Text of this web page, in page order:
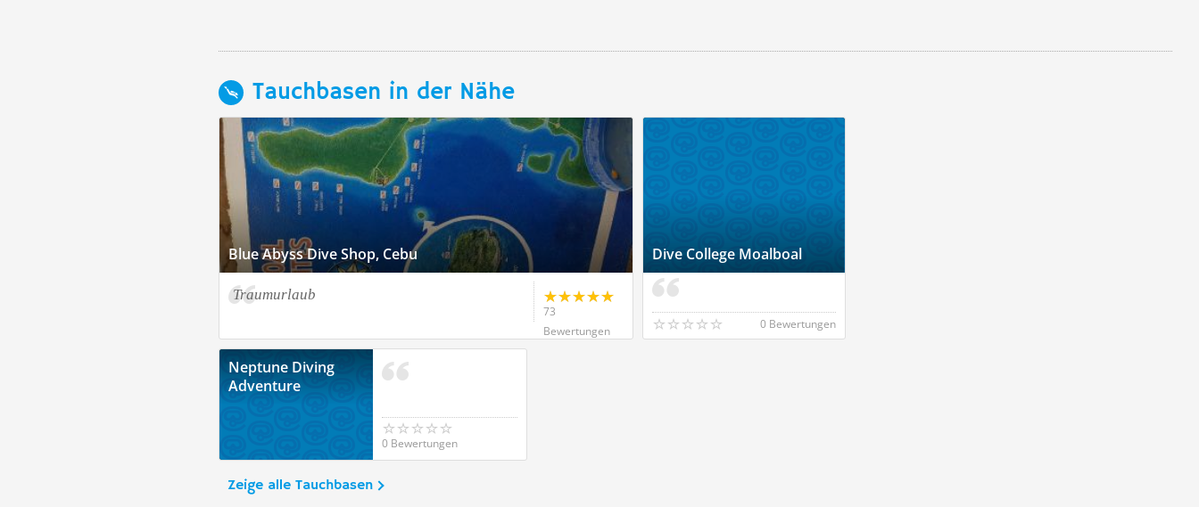
Tauchbasen in der Nähe
Blue Abyss Dive Shop, Cebu
Traumurlaub
73
Bewertungen
Dive College Moalboal
0 Bewertungen
Neptune Diving
Adventure
0 Bewertungen
Zeige alle Tauchbasen